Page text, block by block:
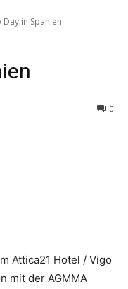
Day in Spanien
0
Attica21 Hotel / Vigo
mit der AGMMA